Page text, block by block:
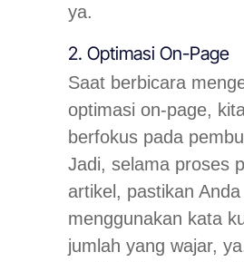
ya.
2. Optimasi On-Page
Saat berbicara
optimasi on-page,
berfokus pada
Jadi, selama proses
artikel, pastikan Anda
menggunakan kata
jumlah yang wajar,